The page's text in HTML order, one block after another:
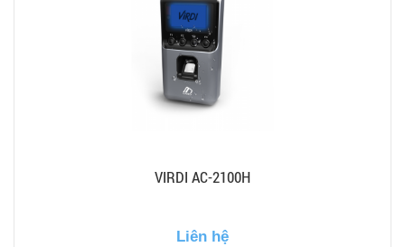
VIRDI AC-2100H
Liên hệ